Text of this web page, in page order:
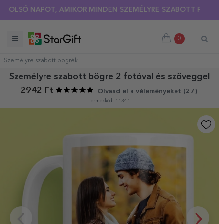
NAPOT, AMIKOR MINDEN SZEMÉLYRE SZABOTT PÓLÓRA
NYÁRI KIÁRUSÍTÁS 🌴 AKÁR 40%-OS KEDVEZMÉNY TÖBB
0
Személyre szabott bögrék
Személyre szabott bögre 2 fotóval és szöveggel
2942 Ft
Olvasd el a véleményeket (27 )
Termékkód: 11341